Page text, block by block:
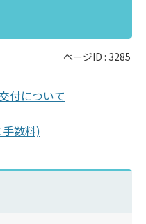
ページID : 3285
付について
数料)